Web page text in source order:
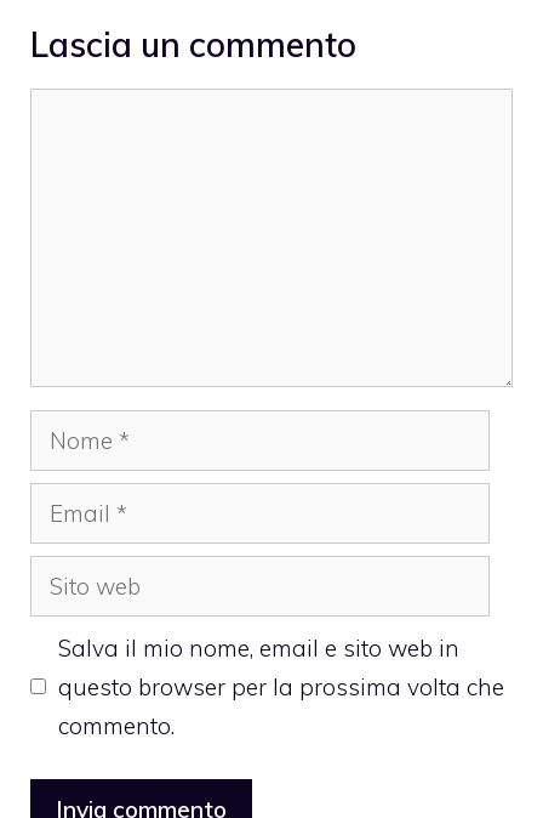
Lascia un commento
Nome
Email
Sito
web
Salva il mio nome, email e sito web in
questo browser per la prossima volta che
commento.